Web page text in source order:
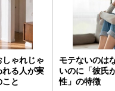
しゃれじゃ
れる人が実
と
モテないのは
いのに「彼氏
性」の特徴